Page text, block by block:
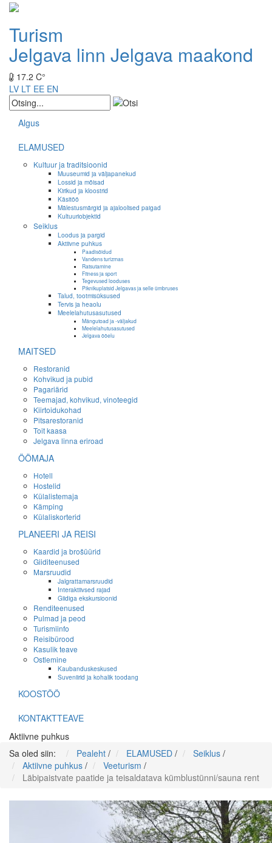
Turism
Jelgava linn Jelgava maakond
17.2 C°
LV LT EE EN
Algus
ELAMUSED
Kultuur ja traditsioonid
Muuseumid ja väljapanekud
Lossid ja mõisad
Kirikud ja kloostrid
Käsitöö
Mälestusmärgid ja ajaloolised paigad
Kultuuriobjektid
Seiklus
Loodus ja pargid
Aktiivne puhkus
Paadisõidud
Vandens turizmas
Ratsutamine
Fitness ja sport
Tegevused looduses
Piknikuplatsid Jelgavas ja selle ümbruses
Talud, tootmisüksused
Tervis ja heaolu
Meelelahutusasutused
Mängutoad ja -väljakud
Meelelahutusasutused
Jelgava ööelu
MAITSED
Restoranid
Kohvikud ja pubid
Pagariärid
Teemajad, kohvikud, vinoteegid
Kiirtoidukohad
Pitsarestoranid
Toit kaasa
Jelgava linna eriroad
ÖÖMAJA
Hotell
Hostelid
Külalistemaja
Kämping
Külaliskorterid
PLANEERI JA REISI
Kaardid ja brošüürid
Giiditeenused
Marsruudid
Jalgrattamarsruudid
Interaktiivsed rajad
Giidiga ekskursioonid
Renditeenused
Pulmad ja peod
Turismiinfo
Reisibürood
Kasulik teave
Ostlemine
Kaubanduskeskused
Suveniirid ja kohalik toodang
KOOSTÖÖ
KONTAKTTEAVE
Aktiivne puhkus
Sa oled siin:
Pealeht / ELAMUSED / Seiklus /
Aktiivne puhkus / Veeturism /
Läbipaistvate paatide ja teisaldatava kümblustünni/sauna rent